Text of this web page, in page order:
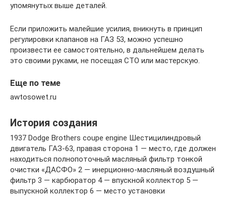
упомянутых выше деталей.
Если приложить малейшие усилия, вникнуть в принцип
регулировки клапанов на ГАЗ 53, можно успешно
произвести ее самостоятельно, в дальнейшем делать
это своими руками, не посещая СТО или мастерскую.
Еще по теме
awtosowet.ru
История создания
1937 Dodge Brothers coupe engine Шестицилиндровый
двигатель ГАЗ-63, правая сторона 1 — место, где должен
находиться полнопоточный масляный фильтр тонкой
очистки «ДАСФО» 2 — инерционно-масляный воздушный
фильтр 3 — карбюратор 4 — впускной коллектор 5 —
выпускной коллектор 6 — место установки